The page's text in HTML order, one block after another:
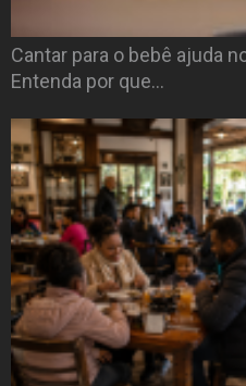
Cantar para o bebê ajuda
Entenda por que…